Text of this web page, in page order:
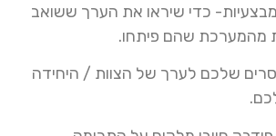
כדי שיראו את הערך ששואב
מהמערכת שהם פיתחו.
שלכם לערך של הצוות / היחידה